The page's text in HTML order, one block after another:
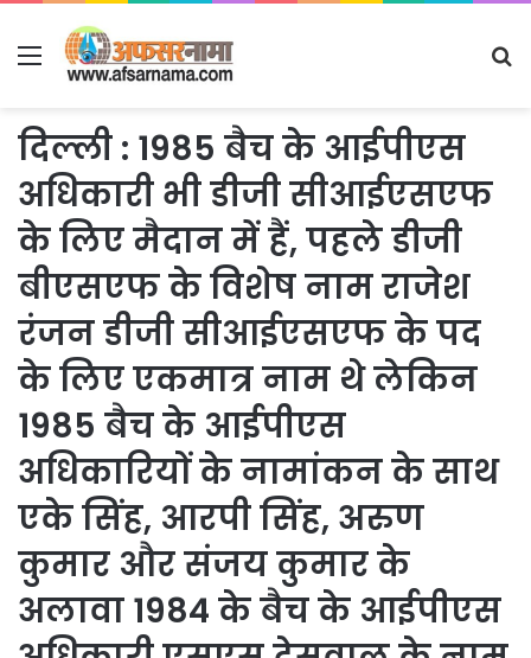
Menu
दिल्ली : 1985 बैच के आईपीएस
अधिकारी भी डीजी सीआईएसएफ
के लिए मैदान में हैं, पहले डीजी
बीएसएफ के विशेष नाम राजेश
रंजन डीजी सीआईएसएफ के पद
के लिए एकमात्र नाम थे लेकिन
1985 बैच के आईपीएस
अधिकारियों के नामांकन के साथ
एके सिंह, आरपी सिंह, अरुण
कुमार और संजय कुमार के
अलावा 1984 के बैच के आईपीएस